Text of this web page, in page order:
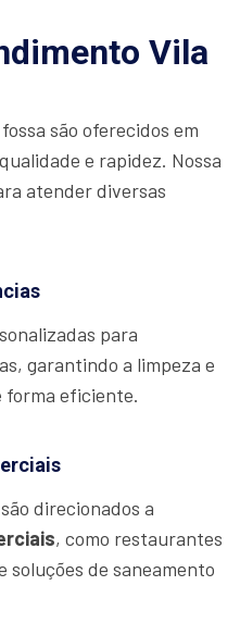
Vila
são oferecidos em
e rapidez. Nossa
atender diversas
para
garantindo a limpeza e
forma eficiente.
direcionados a
, como restaurantes
soluções de saneamento